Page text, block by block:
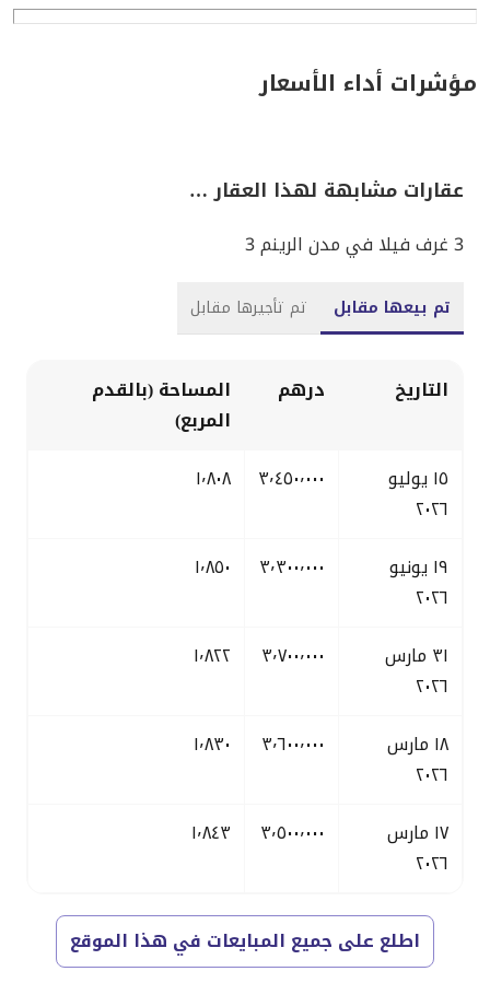
مؤشرات أداء الأسعار
عقارات مشابهة لهذا العقار …
3 غرف فيلا في مدن الرينم 3
تم بيعها مقابل تم تأجيرها مقابل
التاريخ درهم
المساحة (بالقدم
المربع)
١٥ يوليو
٢٠٢٦
٣٬٤٥٠٬٠٠٠ ١٬٨٠٨
١٩ يونيو
٢٠٢٦
٣٬٣٠٠٬٠٠٠ ١٬٨٥٠
٣١ مارس
٢٠٢٦
٣٬٧٠٠٬٠٠٠ ١٬٨٢٢
١٨ مارس
٢٠٢٦
٣٬٦٠٠٬٠٠٠ ١٬٨٣٠
١٧ مارس
٢٠٢٦
٣٬٥٠٠٬٠٠٠ ١٬٨٤٣
اطلع على جميع المبايعات في هذا الموقع